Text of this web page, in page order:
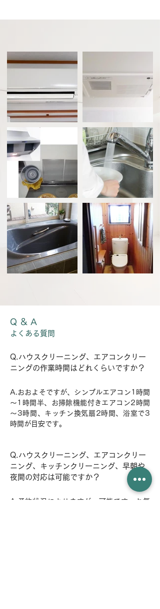
Q ＆ A
よくある質問
Q.ハウスクリーニング、エアコンクリー
ニングの作業時間はどれくらいですか？
A.おおよそですが、シンプルエアコン1時間
～1時間半、お掃除機能付きエアコン2時間
～3時間、キッチン換気扇2時間、浴室で3
時間が目安です。
Q.ハウスクリーニング、エアコンクリー
ニング、キッチンクリーニング、早朝や
夜間の対応は可能ですか？
A.予約状況によりますが、可能です。お気